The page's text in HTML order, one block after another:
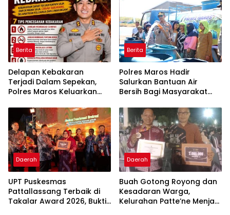
Berita
Delapan Kebakaran
Terjadi Dalam Sepekan,
Polres Maros Keluarkan
Masyarakat
Berita
Polres Maros Hadir
Salurkan Bantuan Air
Bersih Bagi Masyarakat
Di Maros
Daerah
UPT Puskesmas
Pattallassang Terbaik di
Takalar Award 2026, Bukti
Daerah
Buah Gotong Royong dan
Kesadaran Warga,
Kelurahan Patte’ne Menjadi